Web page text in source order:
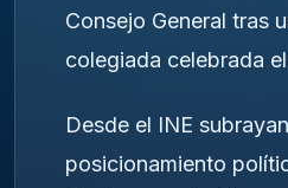
Consejo General tras
colegiada celebrada
Desde el INE
posicionamiento